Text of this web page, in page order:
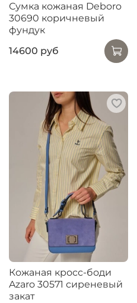
Сумка кожаная Deboro
30690 коричневый
фундук
14600 руб
Кожаная кросс-боди
Azaro 30571 сиреневый
закат